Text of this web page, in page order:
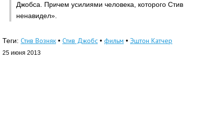
Джобса. Причем усилиями человека, которого Стив
ненавидел».
Теги: Стив Возняк • Стив Джобс • фильм • Эштон Катчер
25 июня 2013